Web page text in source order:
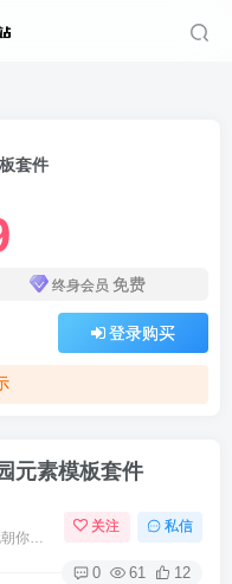
套件
终身会员 免费
登录购买
元素模板套件
世界犹如一面镜子：朝它皱眉它就朝你皱眉，朝它微笑它也吵你微笑
关注 私信
0 61 12